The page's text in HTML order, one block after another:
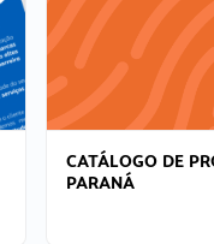
CATÁLOGO DE
PARANÁ